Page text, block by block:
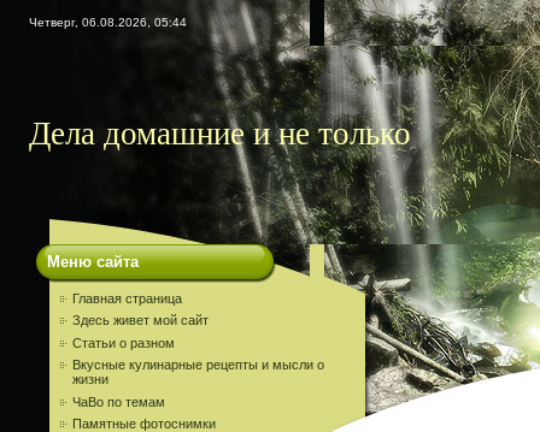
Четверг, 06.08.2026, 05:44
Дела домашние и не только
Меню сайта
Главная страница
Здесь живет мой сайт
Статьи о разном
Вкусные кулинарные рецепты и мысли о
жизни
ЧаВо по темам
Памятные фотоснимки